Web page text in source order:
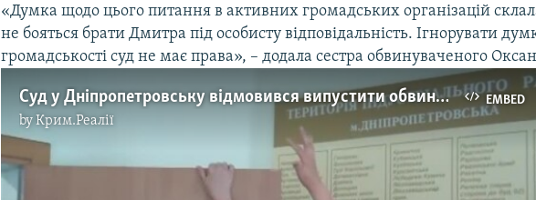
«Думка щодо цього питання в активних громадських організацій
не бояться брати Дмитра під особисту відповідальність. Ігнорувати
громадськості суд не має права», – додала сестра обвинуваченого
EMBED
Суд у Дніпропетровську відмовився випустити обвинуваченого в тероризмі на поруки
byКрим.Реалії